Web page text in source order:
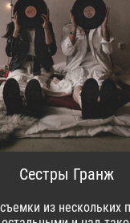
Сестры Гранж
из нескольких